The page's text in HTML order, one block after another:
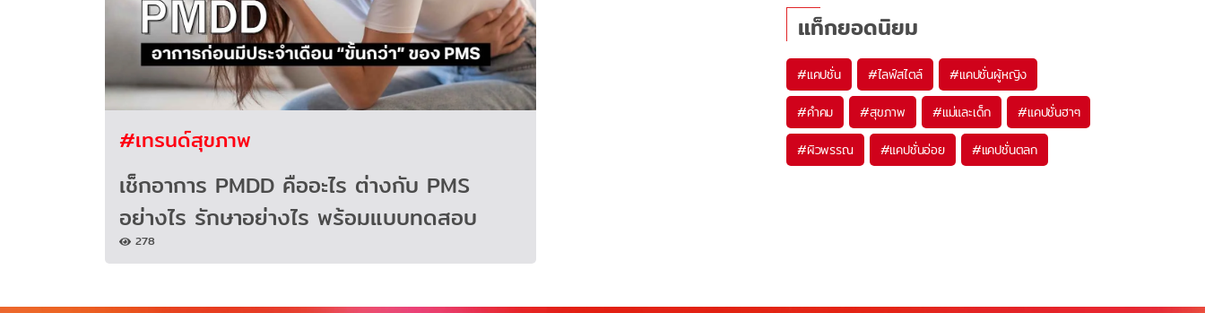
#เทรนด์สุขภาพ
เช็กอาการ PMDD คืออะไร ต่างกับ PMS
อย่างไร รักษาอย่างไร พร้อมแบบทดสอบ
278
แท็กยอดนิยม
#แคปชั่น #ไลฟ์สไตล์ #แคปชั่นผู้หญิง
#คำคม #สุขภาพ #แม่และเด็ก #แคปชั่นฮาๆ
#ผิวพรรณ #แคปชั่นอ่อย #แคปชั่นตลก